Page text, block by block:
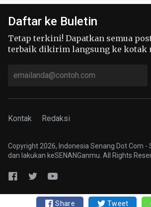
Share Tweet
Daftar ke Buletin
Tetap terkini! Dapatkan semua
terbaik dikirim langsung ke kotak
Kontak Redaksi
Copyright 2026, Indonesia Senang Dot Com -
dan lakukan keSENANGanmu. All Rights